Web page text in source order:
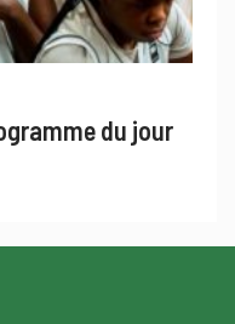
du jour